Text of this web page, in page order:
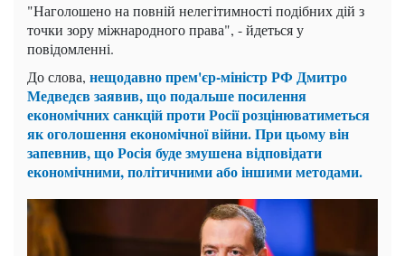
"Наголошено на повній нелегітимності подібних дій з
точки зору міжнародного права", - йдеться у
повідомленні.
До слова, нещодавно прем'єр-міністр РФ Дмитро
Медведєв заявив, що подальше посилення
економічних санкцій проти Росії розцінюватиметься
як оголошення економічної війни. При цьому він
запевнив, що Росія буде змушена відповідати
економічними, політичними або іншими методами.